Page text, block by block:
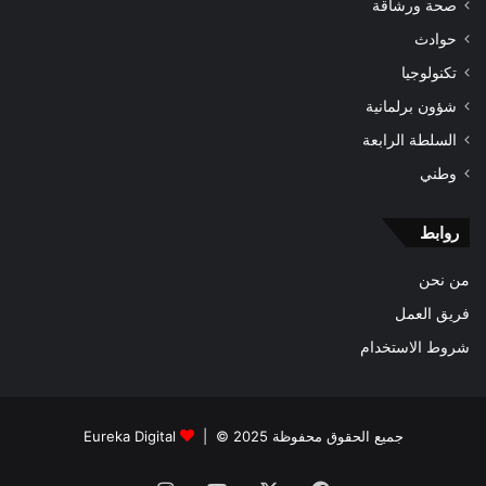
صحة ورشاقة
حوادث
تكنولوجيا
شؤون برلمانية
السلطة الرابعة
وطني
روابط
من نحن
فريق العمل
شروط الاستخدام
جميع الحقوق محفوظة 2025 © | Eureka Digital